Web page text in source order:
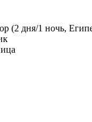
(2 дня/1 ночь,